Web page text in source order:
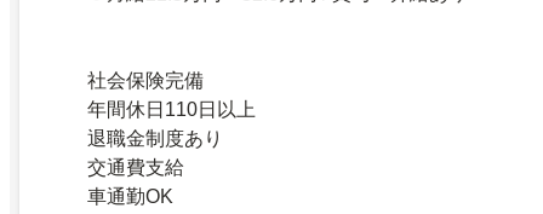
社会保険完備
年間休日110日以上
退職金制度あり
交通費支給
車通勤OK